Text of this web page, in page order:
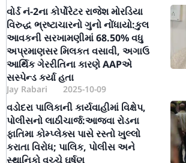
વોર્ડ નં-2ના કોર્પોરેટર રાજેશ મોરડિયા
વિરુદ્ધ ભ્રષ્ટાચારનો ગુનો નોંધાયો:કુલ
આવકની સરખામણીમાં 68.50% વધુ
અપ્રમાણસર મિલકત વસાવી, અગાઉ
આર્થિક ગેરરીતિના કારણે AAPએ
સસ્પેન્ડ કર્યા હતા
Jay Rabari 2025-10-09
વડોદરા પાલિકાની કાર્યવાહીમાં વિક્ષેપ,
પોલીસનો લાઠીચાર્જ:આજવા રોડના
ફાતિમા કોમ્પ્લેક્સ પાસે રસ્તો ખુલ્લો
કરાતા વિરોધ; પાલિક, પોલીસ અને
સ્થાનિકો વચ્ચે ઘર્ષણ